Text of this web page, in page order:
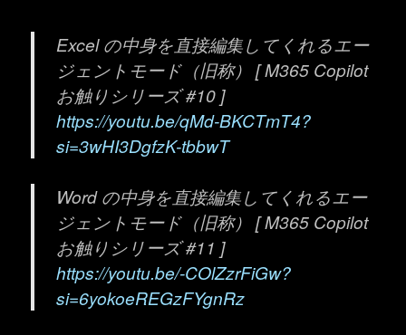
Excel の中身を直接編集してくれるエー
ジェントモード（旧称） [ M365 Copilot
お触りシリーズ #10 ]
https://youtu.be/qMd-BKCTmT4?
si=3wHI3DgfzK-tbbwT
Word の中身を直接編集してくれるエー
ジェントモード（旧称） [ M365 Copilot
お触りシリーズ #11 ]
https://youtu.be/-COlZzrFiGw?
si=6yokoeREGzFYgnRz